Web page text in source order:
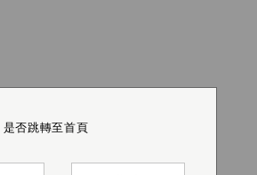
否跳轉至首頁
否跳轉至首頁
否跳轉至首頁
否跳轉至首頁
否跳轉至首頁